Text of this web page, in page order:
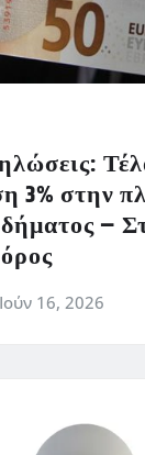
3% στην
–
Ιούν 16, 2026